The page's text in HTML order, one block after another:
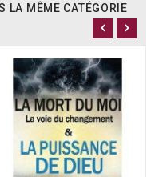
LA MÊME CATÉGORIE